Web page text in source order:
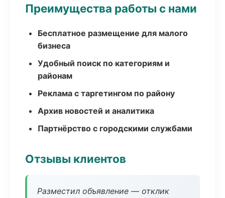
Преимущества работы с нами
Бесплатное размещение для малого
бизнеса
Удобный поиск по категориям и
районам
Реклама с таргетингом по району
Архив новостей и аналитика
Партнёрство с городскими службами
Отзывы клиентов
Разместил объявление — отклик